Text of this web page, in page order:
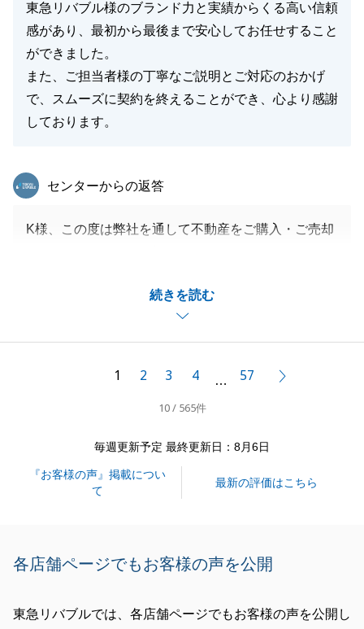
東急リバブル様のブランド力と実績からくる高い信頼
感があり、最初から最後まで安心してお任せすること
ができました。
また、ご担当者様の丁寧なご説明とご対応のおかげ
で、スムーズに契約を終えることができ、心より感謝
しております。
続きを読む
東急リバブル
センターからの返答
K様、この度は弊社を通して不動産をご購入・ご売却
お買換えということで、スケジュール等綿密にお打合
せが必要でございましたが、いつもすぐにお返事を頂
ることが出来ました。ありがとうございました。
今後も何かお困りごと等ございましたら、お気軽にご
引き続き宜しくお願いいたします。
1 2 3 4 … 57
10 / 565件
毎週更新予定 最終更新日：8月6日
『お客様の声』掲載につい
て
最新の評価はこちら
各店舗ページでもお客様の声を公開
東急リバブルでは、各店舗ページでもお客様の声を公開し